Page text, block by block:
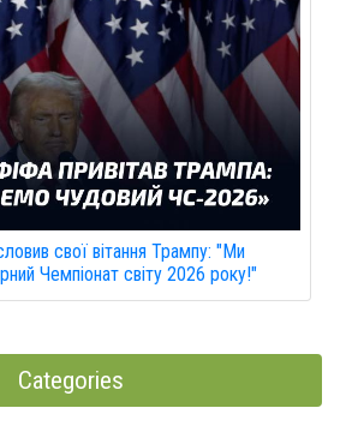
свої вітання Трампу: "Ми
Чемпіонат світу 2026 року!"
Categories